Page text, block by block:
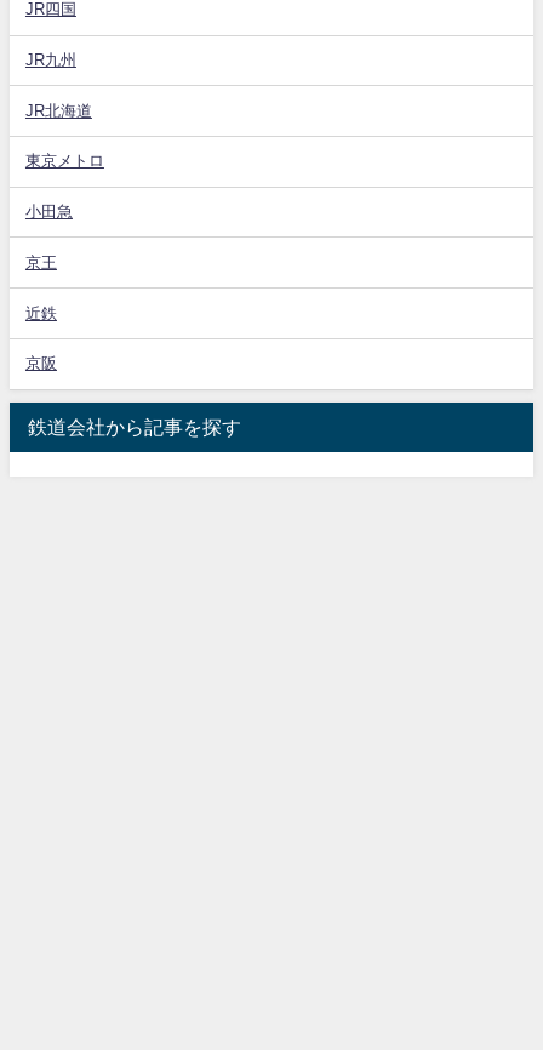
JR四国
JR九州
JR北海道
東京メトロ
小田急
京王
近鉄
京阪
鉄道会社から記事を探す